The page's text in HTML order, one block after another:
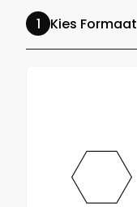
Kies Formaat